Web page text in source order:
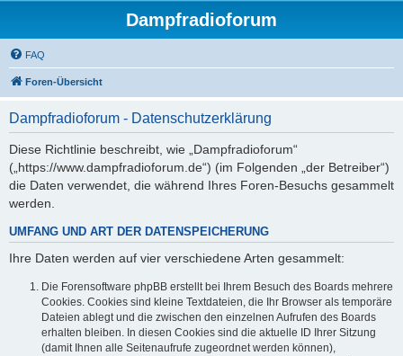
Dampfradioforum
FAQ
Foren-Übersicht
Dampfradioforum - Datenschutzerklärung
Diese Richtlinie beschreibt, wie „Dampfradioforum“
(„https://www.dampfradioforum.de“) (im Folgenden „der Betreiber“)
die Daten verwendet, die während Ihres Foren-Besuchs gesammelt
werden.
UMFANG UND ART DER DATENSPEICHERUNG
Ihre Daten werden auf vier verschiedene Arten gesammelt:
Die Forensoftware phpBB erstellt bei Ihrem Besuch des Boards mehrere
Cookies. Cookies sind kleine Textdateien, die Ihr Browser als temporäre
Dateien ablegt und die zwischen den einzelnen Aufrufen des Boards
erhalten bleiben. In diesen Cookies sind die aktuelle ID Ihrer Sitzung
(damit Ihnen alle Seitenaufrufe zugeordnet werden können),